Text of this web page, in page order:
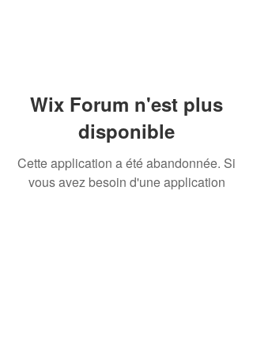
Wix Forum n'est plus
disponible
Cette application a été abandonnée. Si
vous avez besoin d'une application